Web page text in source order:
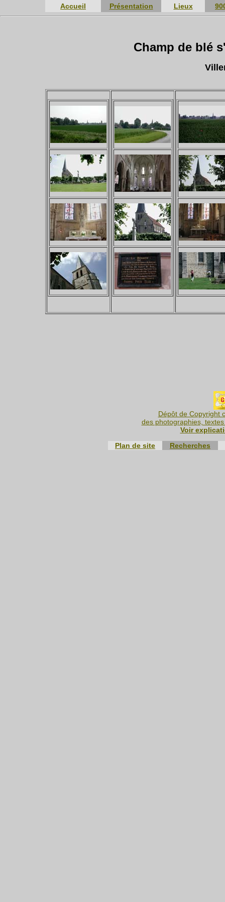
Accueil Présentation Lieux
Champ de blé
Dépôt de Copyright
des photographies,
Voir
Plan de site
Recherches